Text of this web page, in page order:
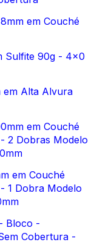
em Couché
Sulfite 90g - 4x0
em Alta Alvura
em Couché
2 Dobras Modelo
em Couché
1 Dobra Modelo
Bloco -
Cobertura -